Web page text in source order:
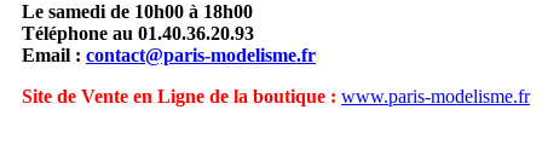
Le samedi de 10h00 à 18h00
Téléphone au 01.40.36.20.93
Email : contact@paris-modelisme.fr
Site de Vente en Ligne de la boutique : www.paris-modelisme.fr